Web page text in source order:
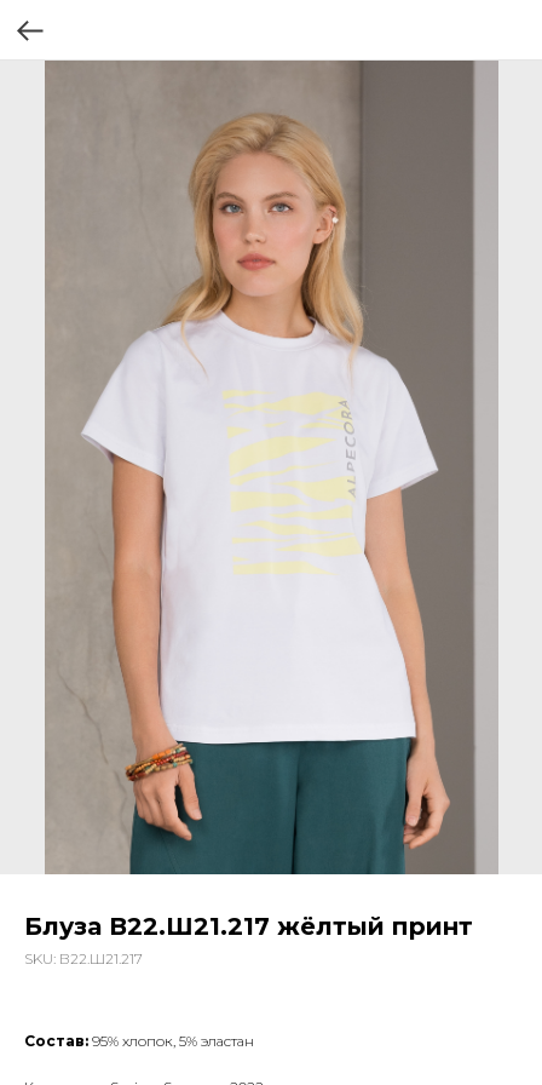
Блуза В22.Ш21.217 жёлтый принт
SKU: В22.Ш21.217
Состав: 95% хлопок, 5% эластан